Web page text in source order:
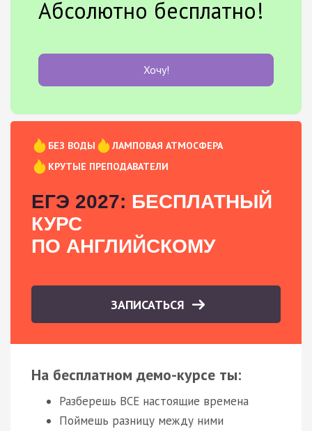
Абсолютно бесплатно!
Хочу!
БЕЗ ВОДЫ
ЛАМПОВАЯ АТМОСФЕРА
КРУТЫЕ ПРЕПОДАВАТЕЛИ
ЕГЭ 2027: БЕСПЛАТНЫЙ
КУРС
ПО АНГЛИЙСКОМУ
ЗАПИСАТЬСЯ
На бесплатном демо-курсе ты:
Разберешь ВСЕ настоящие времена
Поймешь разницу между ними